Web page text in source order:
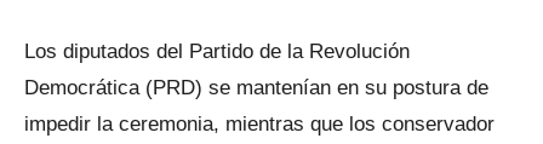
Los diputados del Partido de la Revolución
Democrática (PRD) se mantenían en su postura de
impedir la ceremonia, mientras que los conservador